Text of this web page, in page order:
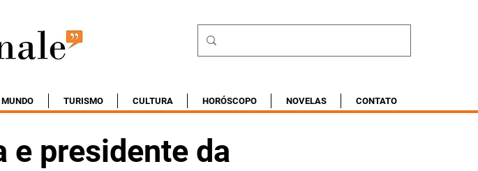
MUNDO TURISMO CULTURA HORÓSCOPO NOVELAS CONTATO
e presidente da